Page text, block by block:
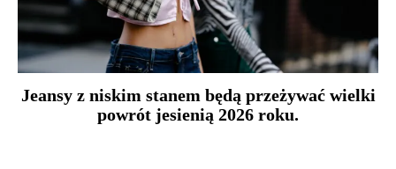
Jeansy z niskim stanem będą przeżywać wielki
powrót jesienią 2026 roku.